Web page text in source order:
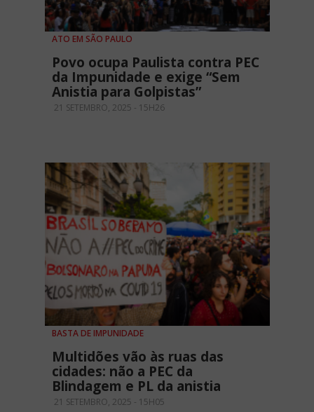
ATO EM SÃO PAULO
Povo ocupa Paulista contra PEC
da Impunidade e exige “Sem
Anistia para Golpistas”
21 SETEMBRO, 2025 - 15H26
BASTA DE IMPUNIDADE
Multidões vão às ruas das
cidades: não a PEC da
Blindagem e PL da anistia
21 SETEMBRO, 2025 - 15H05